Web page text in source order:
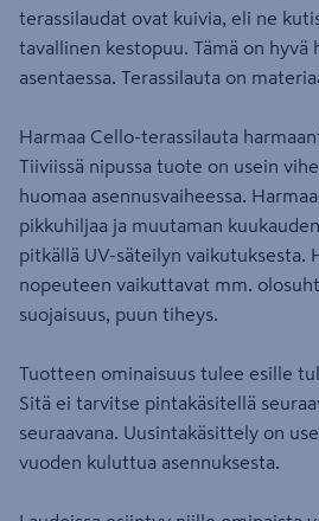
terassilaudat ovat kuivia, eli ne
tavallinen kestopuu. Tämä on hyvä
asentaessa. Terassilauta on
Harmaa Cello-terassilauta
Tiiviissä nipussa tuote on usein
huomaa asennusvaiheessa.
pikkuhiljaa ja muutaman
pitkällä UV-säteilyn vaikutuksesta.
nopeuteen vaikuttavat mm.
suojaisuus, puun tiheys.
Tuotteen ominaisuus tulee esille
Sitä ei tarvitse pintakäsitellä
seuraavana. Uusintakäsittely on
vuoden kuluttua asennuksesta.